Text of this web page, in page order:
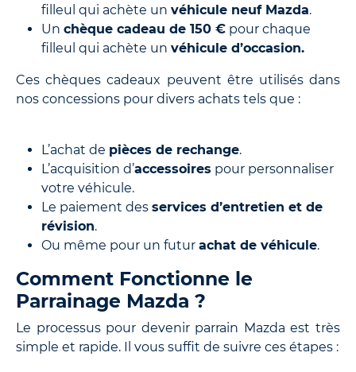
filleul qui achète un véhicule neuf Mazda.
Un chèque cadeau de 150 € pour chaque
filleul qui achète un véhicule d’occasion.
Ces chèques cadeaux peuvent être utilisés dans
nos concessions pour divers achats tels que :
L’achat de pièces de rechange.
L’acquisition d’accessoires pour personnaliser
votre véhicule.
Le paiement des services d’entretien et de
révision.
Ou même pour un futur achat de véhicule.
Comment Fonctionne le
Parrainage Mazda ?
Le processus pour devenir parrain Mazda est très
simple et rapide. Il vous suffit de suivre ces étapes :